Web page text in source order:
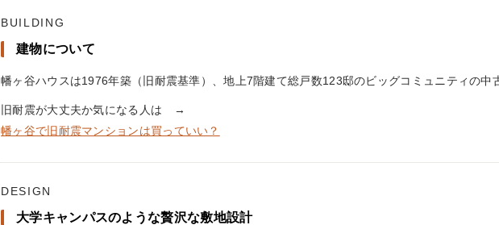
BUILDING
建物について
幡ヶ谷ハウスは1976年築（旧耐震基準）、地上7階建て総戸数123邸のビッグコミュニティの中
旧耐震が大丈夫か気になる人は →
幡ヶ谷で旧耐震マンションは買っていい？
DESIGN
大学キャンパスのような贅沢な敷地設計